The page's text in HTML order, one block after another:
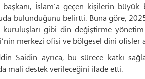
başkanı, İslam’a geçen kişilerin
bulunduğunu belirtti. Buna göre,
gibi din değiştirme yönetim
merkezi ofisi ve bölgesel dini ofisler
Saidin ayrıca, bu sürece katkı
mali destek verileceğini ifade etti.